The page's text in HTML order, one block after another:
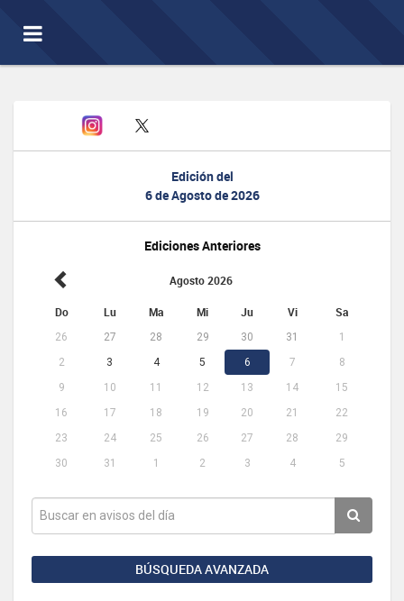
Toggle
navigation
Edición del
6 de Agosto de 2026
Ediciones Anteriores
Agosto 2026
Do Lu Ma Mi Ju Vi Sa
26 27 28 29 30 31
1
2
3 4 5 6 7
8
9
10 11 12 13 14
15
16
17 18 19 20 21
22
23
24 25 26 27 28
29
30
31 1 2 3 4 5
BÚSQUEDA AVANZADA